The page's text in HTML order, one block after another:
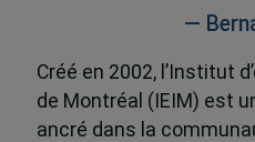
—
Créé en 2002, l’Institut
de Montréal (IEIM) est
ancré dans la